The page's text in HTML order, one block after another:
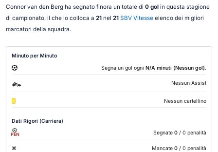
Connor van den Berg ha segnato finora un totale di 0 golin questa stagione
di campionato, il che lo colloca a 21nel 21 SBV Vitesseelenco dei migliori
marcatori della squadra.
Minuto per Minuto
Segna un gol ogni N/A minuti (Nessun gol).
Nessun Assist
Nessun cartellino
Dati Rigori (Carriera)
PEN Segnate 0 / 0 penalità
Mancate 0 / 0 penalità